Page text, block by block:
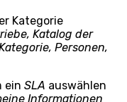
Elements der